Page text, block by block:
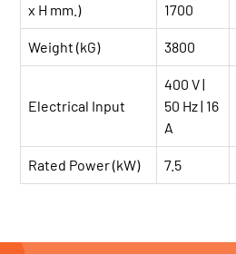
x H mm.)
1700
Weight (kG) 3800
Electrical Input
400 V |
50 Hz | 16
A
Rated Power (kW) 7.5